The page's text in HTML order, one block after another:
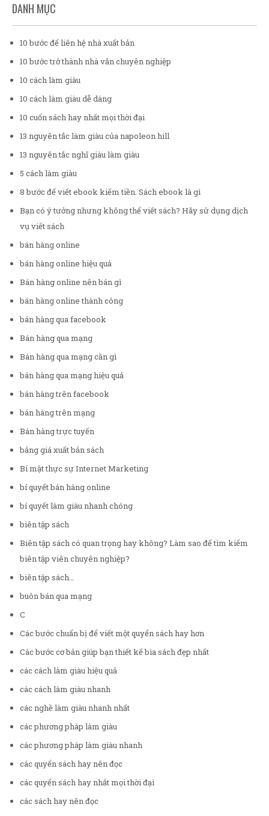
DANH MỤC
10 bước để liên hệ nhà xuất bản
10 bước trở thành nhà văn chuyên nghiệp
10 cách làm giàu
10 cách làm giàu dễ dàng
10 cuốn sách hay nhất mọi thời đại
13 nguyên tắc làm giàu của napoleon hill
13 nguyên tắc nghĩ giàu làm giàu
5 cách làm giàu
8 bước để viết ebook kiếm tiền. Sách ebook là gì
Bạn có ý tưởng nhưng không thể viết sách? Hãy sử dụng dịch
vụ viết sách
bán hàng online
bán hàng online hiệu quả
Bán hàng online nên bán gì
bán hàng online thành công
bán hàng qua facebook
Bán hàng qua mạng
Bán hàng qua mạng cần gì
bán hàng qua mạng hiệu quả
bán hàng trên facebook
bán hàng trên mạng
Bán hàng trực tuyến
bảng giá xuất bản sách
Bí mật thực sự Internet Marketing
bí quyết bán hàng online
bí quyết làm giàu nhanh chóng
biên tập sách
Biên tập sách có quan trọng hay không? Làm sao để tìm kiếm
biên tập viên chuyên nghiệp?
biên tập sách…
buôn bán qua mạng
C
Các bước chuẩn bị để viết một quyển sách hay hơn
Các bước cơ bản giúp bạn thiết kế bìa sách đẹp nhất
các cách làm giàu hiệu quả
các cách làm giàu nhanh
các nghề làm giàu nhanh nhất
các phương pháp làm giàu
các phương pháp làm giàu nhanh
các quyển sách hay nên đọc
các quyển sách hay nhất mọi thời đại
các sách hay nên đọc